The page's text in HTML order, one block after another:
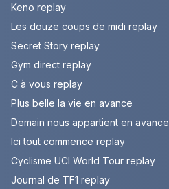
Keno replay
Les douze coups de midi replay
Secret Story replay
Gym direct replay
C à vous replay
Plus belle la vie en avance
Demain nous appartient en avance
Ici tout commence replay
Cyclisme UCI World Tour replay
Journal de TF1 replay